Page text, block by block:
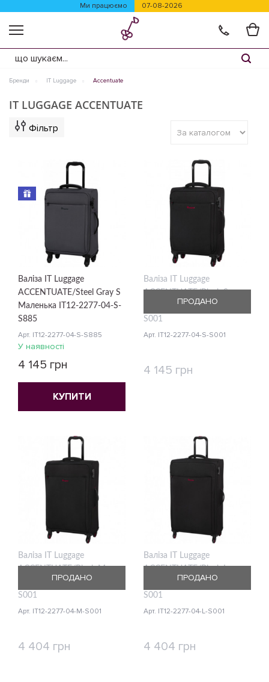
Ми працюємо 07-08-2026
Бренди IT Luggage Accentuate
IT LUGGAGE ACCENTUATE
Фільтр
Валіза IT Luggage
ACCENTUATE/Steel Gray S
Маленька IT12-2277-04-S-
S885
Арт. IT12-2277-04-S-S885
У наявності
4 145 грн
КУПИТИ
Валіза IT Luggage
Маленька IT12-2277-04-S-
S001
Арт. IT12-2277-04-S-S001
ПРОДАНО
4 145 грн
Валіза IT Luggage
Середня IT12-2277-04-M-
S001
Арт. IT12-2277-04-M-S001
ПРОДАНО
4 404 грн
Валіза IT Luggage
Велика IT12-2277-04-L-
S001
Арт. IT12-2277-04-L-S001
ПРОДАНО
4 404 грн